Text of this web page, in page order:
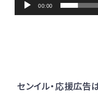
00:00
センイル・応援広告